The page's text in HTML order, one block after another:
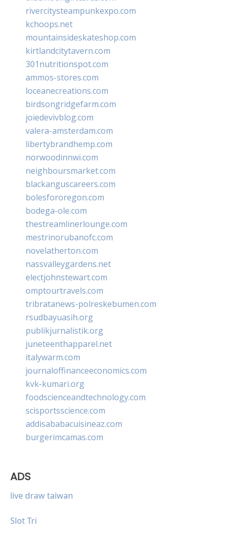
rivercitysteampunkexpo.com
kchoops.net
mountainsideskateshop.com
kirtlandcitytavern.com
301nutritionspot.com
ammos-stores.com
loceanecreations.com
birdsongridgefarm.com
joiedevivblog.com
valera-amsterdam.com
libertybrandhemp.com
norwoodinnwi.com
neighboursmarket.com
blackanguscareers.com
bolesfororegon.com
bodega-ole.com
thestreamlinerlounge.com
mestrinorubanofc.com
novelatherton.com
nassvalleygardens.net
electjohnstewart.com
omptourtravels.com
tribratanews-polreskebumen.com
rsudbayuasih.org
publikjurnalistik.org
juneteenthapparel.net
italywarm.com
journaloffinanceeconomics.com
kvk-kumari.org
foodscienceandtechnology.com
scisportsscience.com
addisababacuisineaz.com
burgerimcamas.com
ADS
live draw taiwan
Slot Tri